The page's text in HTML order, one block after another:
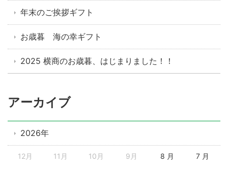
年末のご挨拶ギフト
お歳暮 海の幸ギフト
2025 横商のお歳暮、はじまりました！！
アーカイブ
2026年
12月 11月 10月 9月 8 月 7 月